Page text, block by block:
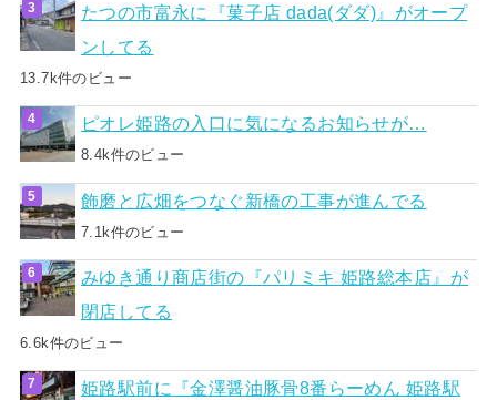
たつの市富永に『菓子店 dada(ダダ)』がオープ
ンしてる
13.7k件のビュー
ピオレ姫路の入口に気になるお知らせが…
8.4k件のビュー
飾磨と広畑をつなぐ新橋の工事が進んでる
7.1k件のビュー
みゆき通り商店街の『パリミキ 姫路総本店』が
閉店してる
6.6k件のビュー
姫路駅前に『金澤醤油豚骨8番らーめん 姫路駅